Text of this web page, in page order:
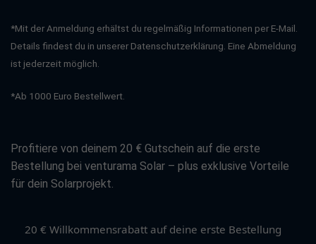
*Mit der Anmeldung erhältst du regelmäßig Informationen per E-Mail.
Details findest du in unserer Datenschutzerklärung. Eine Abmeldung
ist jederzeit möglich.
*Ab 1000 Euro Bestellwert.
Profitiere von deinem 20 € Gutschein auf die erste
Bestellung bei venturama Solar – plus exklusive Vorteile
für dein Solarprojekt.
20 € Willkommensrabatt auf deine erste Bestellung